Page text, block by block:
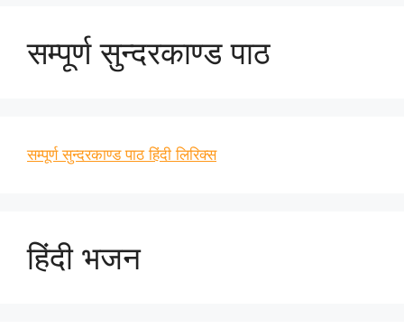
सम्पूर्ण सुन्दरकाण्ड पाठ
सम्पूर्ण सुन्दरकाण्ड पाठ हिंदी लिरिक्स
हिंदी भजन